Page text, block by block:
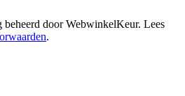
beheerd doorWebwinkelKeur. Lees
.